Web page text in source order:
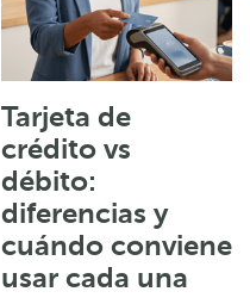
Tarjeta de
crédito vs
débito:
diferencias y
cuándo conviene
usar cada una